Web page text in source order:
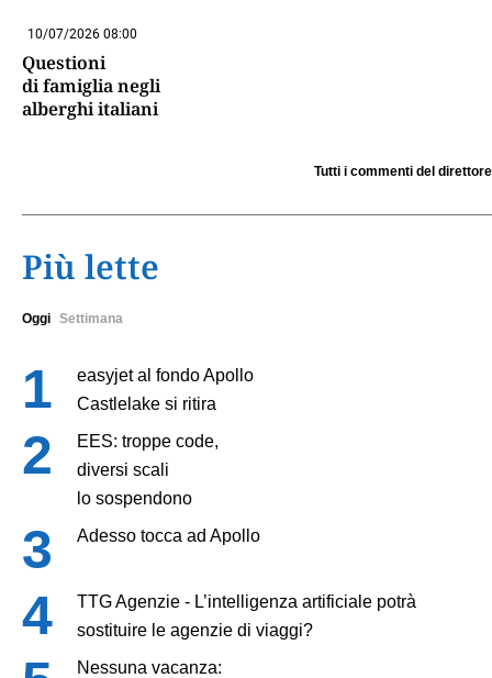
10/07/2026 08:00
Questioni
di famiglia negli
alberghi italiani
Tutti i commenti del direttore
Più lette
Oggi Settimana
easyjet al fondo Apollo
Castlelake si ritira
EES: troppe code,
diversi scali
lo sospendono
Adesso tocca ad Apollo
TTG Agenzie - L’intelligenza artificiale potrà
sostituire le agenzie di viaggi?
Nessuna vacanza: